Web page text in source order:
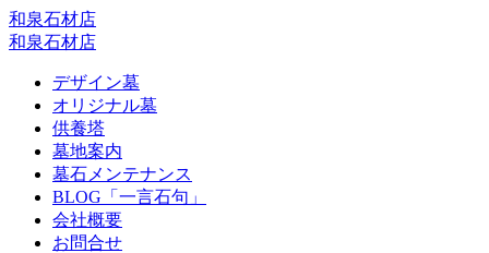
和泉石材店
和泉石材店
デザイン墓
オリジナル墓
供養塔
墓地案内
墓石メンテナンス
BLOG「一言石句」
会社概要
お問合せ